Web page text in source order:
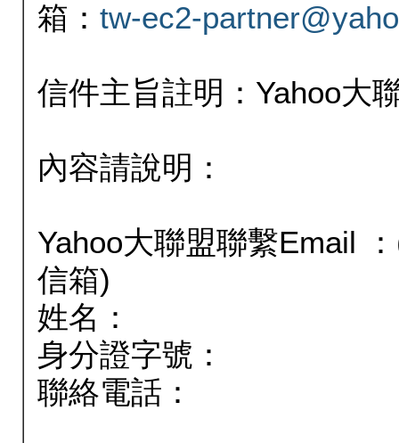
箱： tw-ec2-
信件主旨註明：Yahoo大
內容請說明：
Yahoo大聯盟聯繫Email
信箱)
姓名：
身分證字號：
聯絡電話：